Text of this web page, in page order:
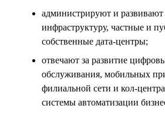
администрируют и
инфраструктуру, частные и
собственные дата-центры;
отвечают за развитие
обслуживания, мобильных
филиальной сети и кол-
системы автоматизации